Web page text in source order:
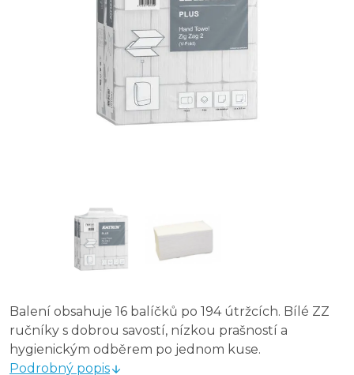
Balení obsahuje 16 balíčků po 194 útržcích. Bílé ZZ
ručníky s dobrou savostí, nízkou prašností a
hygienickým odběrem po jednom kuse.
Podrobný popis